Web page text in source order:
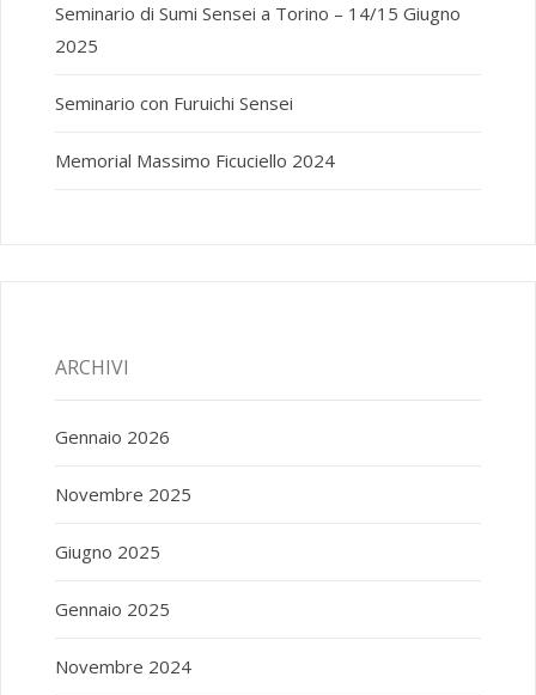
Seminario di Sumi Sensei a Torino – 14/15 Giugno
2025
Seminario con Furuichi Sensei
Memorial Massimo Ficuciello 2024
ARCHIVI
Gennaio 2026
Novembre 2025
Giugno 2025
Gennaio 2025
Novembre 2024